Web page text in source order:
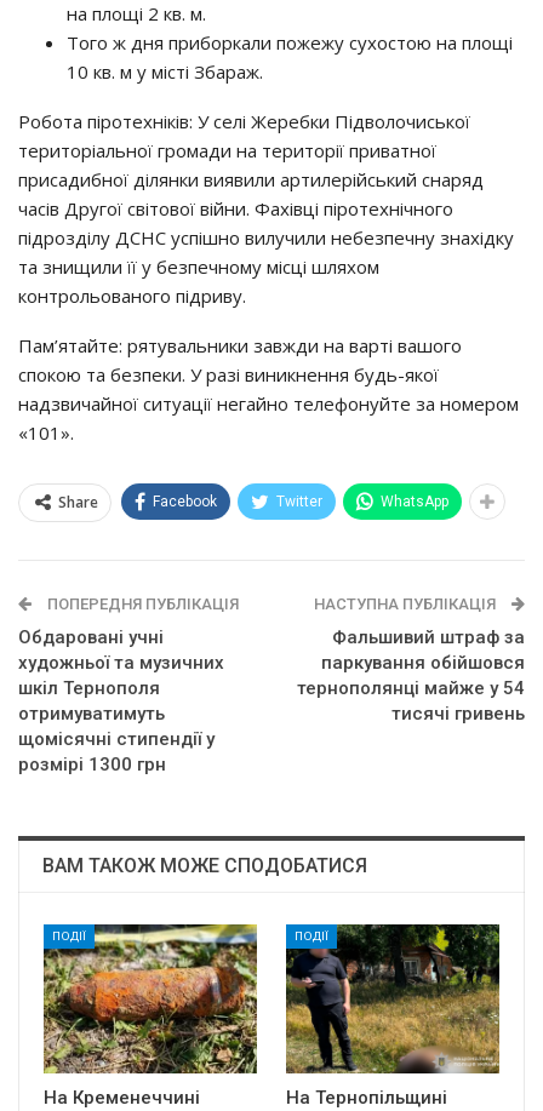
на площі 2 кв. м.
Того ж дня приборкали пожежу сухостою на площі
10 кв. м у місті Збараж.
Робота піротехніків: У селі Жеребки Підволочиської
територіальної громади на території приватної
присадибної ділянки виявили артилерійський снаряд
часів Другої світової війни. Фахівці піротехнічного
підрозділу ДСНС успішно вилучили небезпечну знахідку
та знищили її у безпечному місці шляхом
контрольованого підриву.
Пам’ятайте: рятувальники завжди на варті вашого
спокою та безпеки. У разі виникнення будь-якої
надзвичайної ситуації негайно телефонуйте за номером
«101».
Share Facebook Twitter WhatsApp
ПОПЕРЕДНЯ ПУБЛІКАЦІЯ
Обдаровані учні
художньої та музичних
шкіл Тернополя
отримуватимуть
щомісячні стипендії у
розмірі 1300 грн
НАСТУПНА ПУБЛІКАЦІЯ
Фальшивий штраф за
паркування обійшовся
тернополянці майже у 54
тисячі гривень
ВАМ ТАКОЖ МОЖЕ СПОДОБАТИСЯ
ПОДІЇ
На Кременеччині
ПОДІЇ
На Тернопільщині